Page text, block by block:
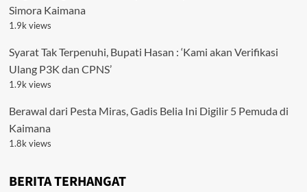
Simora Kaimana
1.9k views
Syarat Tak Terpenuhi, Bupati Hasan : ‘Kami akan Verifikasi
Ulang P3K dan CPNS’
1.9k views
Berawal dari Pesta Miras, Gadis Belia Ini Digilir 5 Pemuda di
Kaimana
1.8k views
BERITA TERHANGAT